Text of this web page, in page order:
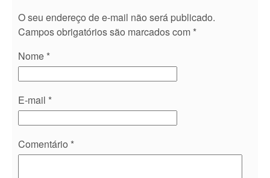
O seu endereço de e-mail não será publicado.
Campos obrigatórios são marcados com *
Nome *
E-mail *
Comentário *